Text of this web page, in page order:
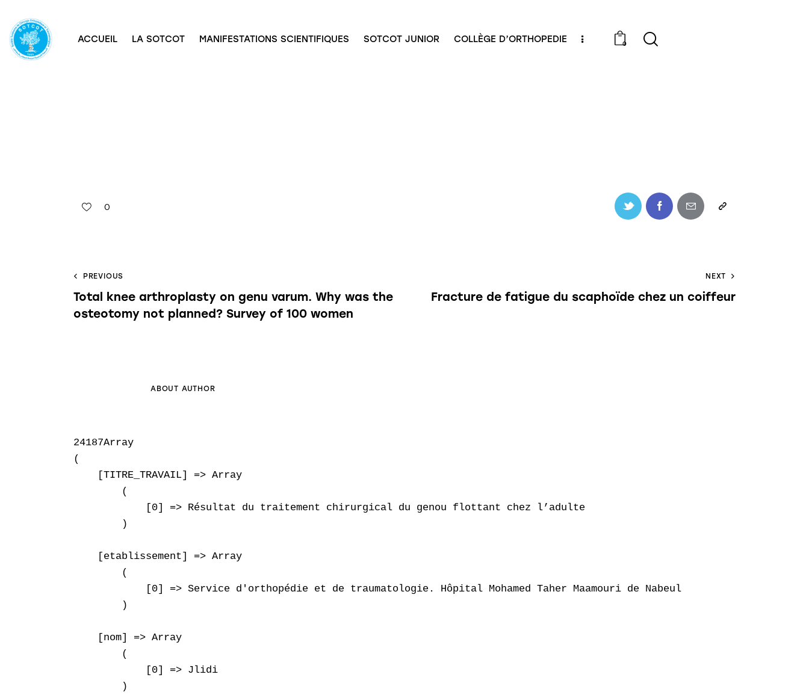
ACCUEIL LA SOTCOT MANIFESTATIONS SCIENTIFIQUES SOTCOT JUNIOR COLLÈGE D’ORTHOPEDIE 0
0
PREVIOUS
Total knee arthroplasty on genu varum. Why was the
osteotomy not planned? Survey of 100 women
NEXT
Fracture de fatigue du scaphoïde chez un coiffeur
ABOUT AUTHOR
24187Array
(
    [TITRE_TRAVAIL] => Array
        (
            [0] => Résultat du traitement chirurgical du genou flottant chez l’adulte
        )
    [etablissement] => Array
        (
            [0] => Service d'orthopédie et de traumatologie. Hôpital Mohamed Taher Maamouri de Nabeul
        )
    [nom] => Array
        (
            [0] => Jlidi
        )